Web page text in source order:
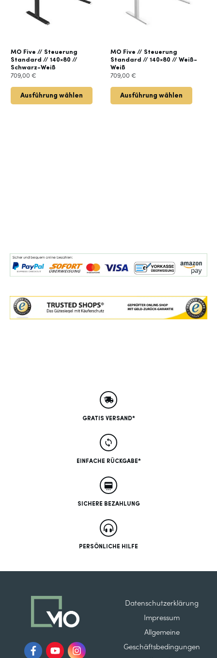
MO Five // Steuerung
Standard // 140×80 //
Schwarz-Weiß
709,00 €
Ausführung wählen
MO Five // Steuerung
Standard // 140×80 // Weiß-
Weiß
709,00€
Ausführung wählen
GRATIS VERSAND*
EINFACHE RÜCKGABE*
SICHERE BEZAHLUNG
PERSÖNLICHE HILFE
Datenschutzerklärung
Impressum
Allgemeine
Geschäftsbedingungen